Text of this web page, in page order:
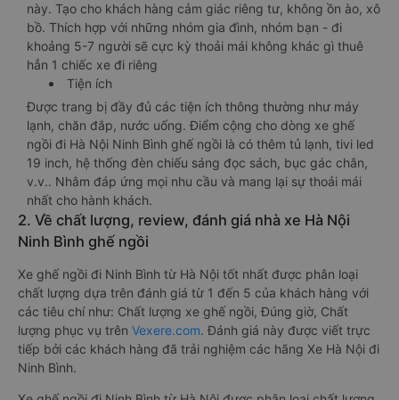
này. Tạo cho khách hàng cảm giác riêng tư, không ồn ào, xô
bồ. Thích hợp với những nhóm gia đình, nhóm bạn - đi
khoảng 5-7 người sẽ cực kỳ thoải mái không khác gì thuê
hẳn 1 chiếc xe đi riêng
Tiện ích
Được trang bị đầy đủ các tiện ích thông thường như máy
lạnh, chăn đắp, nước uống. Điểm cộng cho dòng xe ghế
ngồi đi Hà Nội Ninh Bình ghế ngồi là có thêm tủ lạnh, tivi led
19 inch, hệ thống đèn chiếu sáng đọc sách, bục gác chân,
v.v.. Nhằm đáp ứng mọi nhu cầu và mang lại sự thoải mái
nhất cho hành khách.
2. Về chất lượng, review, đánh giá nhà xe Hà Nội
Ninh Bình ghế ngồi
Xe ghế ngồi đi Ninh Bình từ Hà Nội tốt nhất được phân loại
chất lượng dựa trên đánh giá từ 1 đến 5 của khách hàng với
các tiêu chí như: Chất lượng xe ghế ngồi, Đúng giờ, Chất
lượng phục vụ trên Vexere.com. Đánh giá này được viết trực
tiếp bởi các khách hàng đã trải nghiệm các hãng Xe Hà Nội đi
Ninh Bình.